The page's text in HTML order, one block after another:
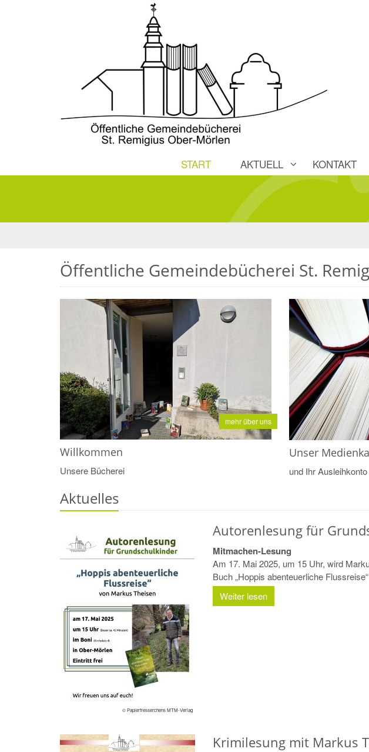
START AKTUELL KONTAKT
Öffentliche Gemeindebücherei St.
mehr über uns
Willkommen
Unsere Bücherei
Unser
und Ihr Ausleihkonto
Aktuelles
© Papierfresserchens MTM-Verlag
Autorenlesung für
Mitmachen-Lesung
Am 17. Mai 2025, um 15 Uhr, wird
Buch „Hoppis abenteuerliche
Weiter lesen
Krimilesung mit Markus